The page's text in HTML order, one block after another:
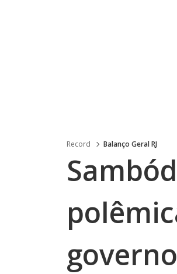
Record Balanço Geral RJ